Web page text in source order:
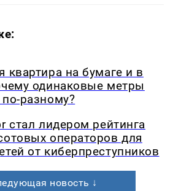
квартира на бумаге и в
одинаковые метры
разному?
стал лидером рейтинга
операторов для
от киберпреступников
новость ↓